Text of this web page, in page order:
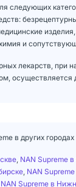
следующих
и
лекарств, при
в других городах
NAN Supreme
NAN
NAN Supreme в